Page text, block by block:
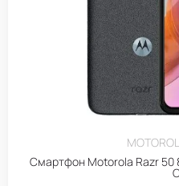
Смартфон Motorola Razr 50